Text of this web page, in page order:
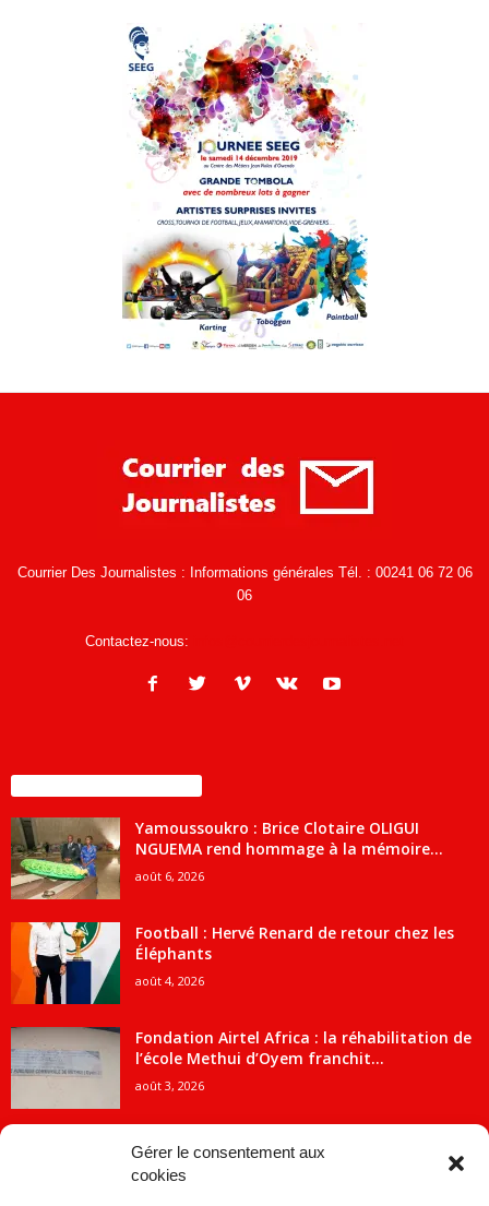
Gérer le consentement aux
cookies
Courrier Des Journalistes : Informations générales Tél. : 00241 06 72 06
06
Contactez-nous:
Yamoussoukro : Brice Clotaire OLIGUI
NGUEMA rend hommage à la mémoire...
août 6, 2026
Football : Hervé Renard de retour chez les
Éléphants
août 4, 2026
Fondation Airtel Africa : la réhabilitation de
l’école Methui d’Oyem franchit...
août 3, 2026